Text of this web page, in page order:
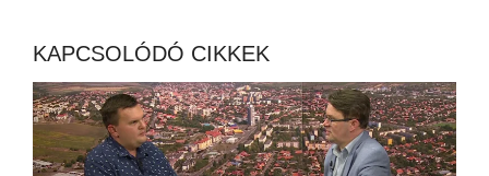
KAPCSOLÓDÓ CIKKEK